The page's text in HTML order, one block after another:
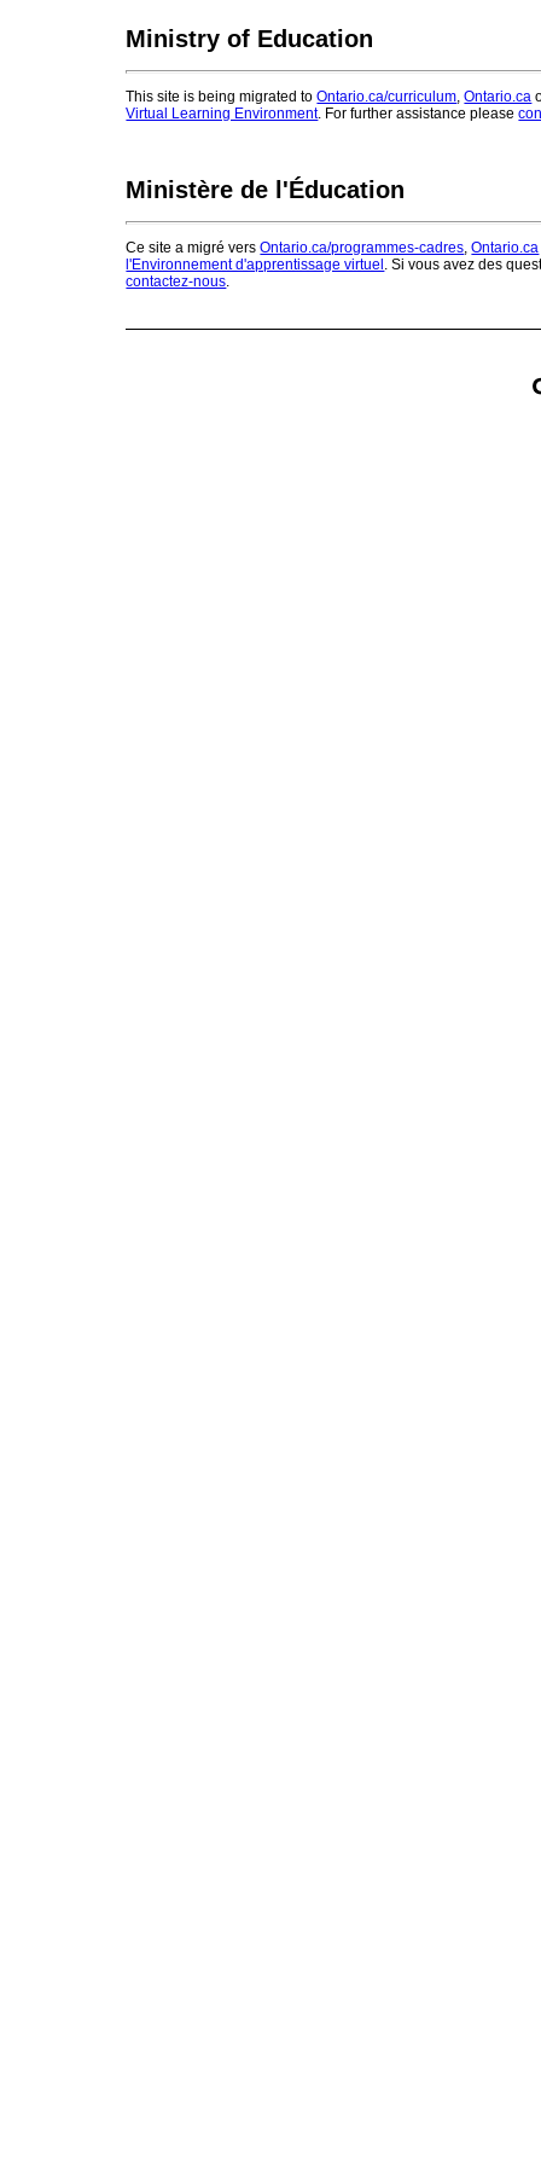
Ministry of Education
This site is being migrated toOntario.ca/curriculum ,Ontario.ca
Virtual Learning Environment. For further assistance please
Ministère de l'Éducation
Ce site a migré versOntario.ca/programmes-cadres ,Ontario.ca
l'Environnement d'apprentissage virtuel . Si vous avez des
contactez-nous